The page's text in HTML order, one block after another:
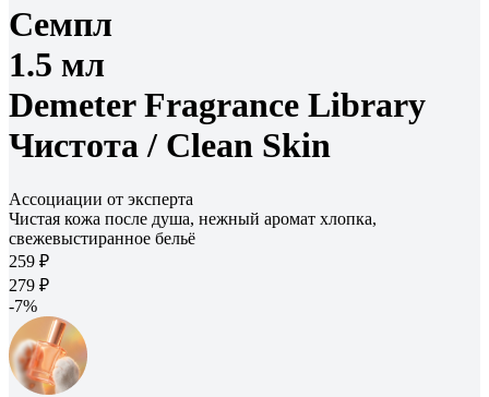
Семпл
1.5 мл
Demeter Fragrance Library
Чистота / Clean Skin
Ассоциации от эксперта
Чистая кожа после душа, нежный аромат хлопка,
свежевыстиранное бельё
259 ₽
279 ₽
-7%